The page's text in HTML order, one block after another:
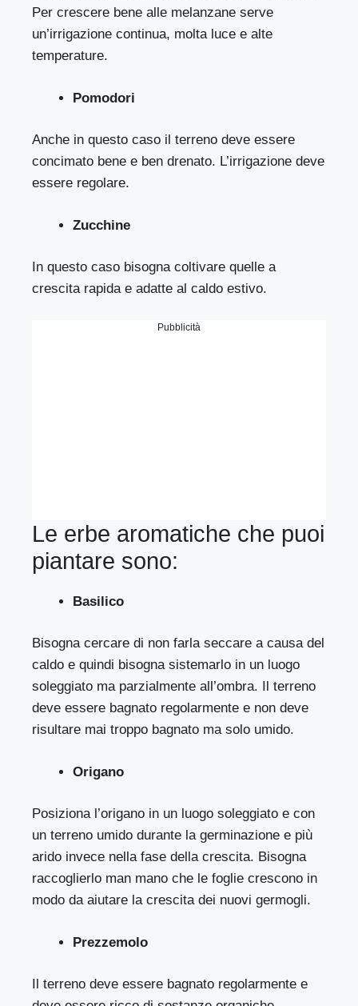
Per crescere bene alle melanzane serve
un’irrigazione continua, molta luce e alte
temperature.
Pomodori
Anche in questo caso il terreno deve essere
concimato bene e ben drenato. L’irrigazione deve
essere regolare.
Zucchine
In questo caso bisogna coltivare quelle a
crescita rapida e adatte al caldo estivo.
Pubblicità
Le erbe aromatiche che puoi
piantare sono:
Basilico
Bisogna cercare di non farla seccare a causa del
caldo e quindi bisogna sistemarlo in un luogo
soleggiato ma parzialmente all’ombra. Il terreno
deve essere bagnato regolarmente e non deve
risultare mai troppo bagnato ma solo umido.
Origano
Posiziona l’origano in un luogo soleggiato e con
un terreno umido durante la germinazione e più
arido invece nella fase della crescita. Bisogna
raccoglierlo man mano che le foglie crescono in
modo da aiutare la crescita dei nuovi germogli.
Prezzemolo
Il terreno deve essere bagnato regolarmente e